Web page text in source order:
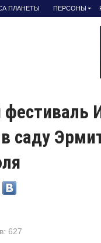
ПЛАНЕТЫ ПЕРСОНЫ
саду
627